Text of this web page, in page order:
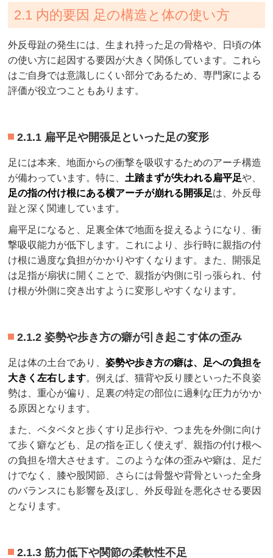
2.1 内的要因 足の構造と体の使い方
外反母趾の発生には、生まれ持った足の骨格や、日頃の体
の使い方に起因する要因が大きく関係しています。これら
はご自身では意識しにくい部分であるため、専門家による
評価が役立つこともあります。
2.1.1 扁平足や開張足といった足の変形
足には本来、地面からの衝撃を吸収するためのアーチ構造
が備わっています。特に、 土踏まずが失われる扁平足や、
足の指の付け根にある横アーチが崩れる開張足は、外反母
趾と深く関連しています。
扁平足になると、足裏全体で地面を捉えるようになり、衝
撃吸収能力が低下します。これにより、歩行時に親指の付
け根に過度な負担がかかりやすくなります。また、開張足
は足指が扇状に開くことで、親指が内側に引っ張られ、付
け根が外側に突き出すように変形しやすくなります。
2.1.2 姿勢や歩き方の癖が引き起こす体の歪み
足は体の土台であり、姿勢や歩き方の癖は、足への負担を
大きく左右します。例えば、猫背や反り腰といった不良姿
勢は、重心が偏り、足裏の特定の部位に過剰な圧力がかか
る原因となります。
また、ペタペタと歩くすり足歩行や、つま先を外側に向け
て歩く癖なども、足の指を正しく使えず、親指の付け根へ
の負担を増大させます。このような体の歪みや癖は、足だ
けでなく、膝や股関節、さらには骨盤や背骨といった全身
のバランスにも影響を及ぼし、外反母趾を悪化させる要因
となります。
2.1.3 筋力低下や関節の柔軟性不足